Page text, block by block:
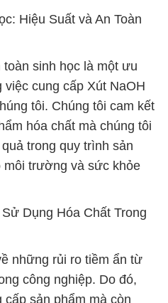
Hiệu Suất và An Toàn
sinh học là một ưu
cung cấp Xút NaOH
tôi. Chúng tôi cam kết
hóa chất mà chúng tôi
trong quy trình sản
môi trường và sức khỏe
Dụng Hóa Chất Trong
những rủi ro tiềm ẩn từ
công nghiệp. Do đó,
cấp sản phẩm mà còn